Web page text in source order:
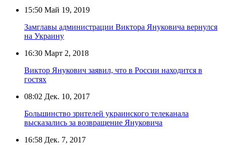
15:50 Май 19, 2019
Замглавы администрации Виктора Януковича вернулся
на Украину
16:30 Март 2, 2018
Виктор Янукович заявил, что в России находится в
гостях
08:02 Дек. 10, 2017
Большинство зрителей украинского телеканала
высказались за возвращение Януковича
16:58 Дек. 7, 2017